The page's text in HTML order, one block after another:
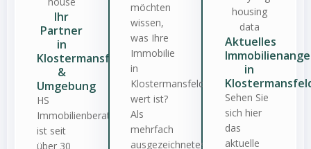
Ihr
Partner
in
Klostermansfeld
&
Umgebung
HS
Immobilienberatung
ist seit
über 30
möchten
wissen,
was Ihre
Immobilie
in
Klostermansfeld
wert ist?
Als
mehrfach
ausgezeichnetes
Aktuelles
in
Sehen Sie
sich hier
das
aktuelle